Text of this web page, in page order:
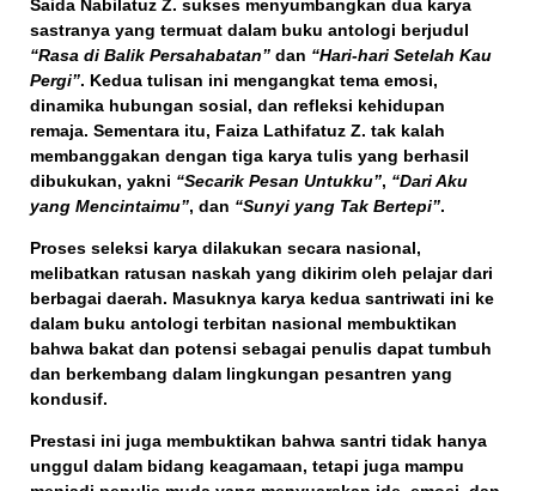
Saida Nabilatuz Z. sukses menyumbangkan dua karya
sastranya yang termuat dalam buku antologi berjudul
“Rasa di Balik Persahabatan” dan “Hari-hari Setelah Kau
Pergi”. Kedua tulisan ini mengangkat tema emosi,
dinamika hubungan sosial, dan refleksi kehidupan
remaja. Sementara itu, Faiza Lathifatuz Z. tak kalah
membanggakan dengan tiga karya tulis yang berhasil
dibukukan, yakni “Secarik Pesan Untukku”, “Dari Aku
yang Mencintaimu”, dan “Sunyi yang Tak Bertepi”.
Proses seleksi karya dilakukan secara nasional,
melibatkan ratusan naskah yang dikirim oleh pelajar dari
berbagai daerah. Masuknya karya kedua santriwati ini ke
dalam buku antologi terbitan nasional membuktikan
bahwa bakat dan potensi sebagai penulis dapat tumbuh
dan berkembang dalam lingkungan pesantren yang
kondusif.
Prestasi ini juga membuktikan bahwa santri tidak hanya
unggul dalam bidang keagamaan, tetapi juga mampu